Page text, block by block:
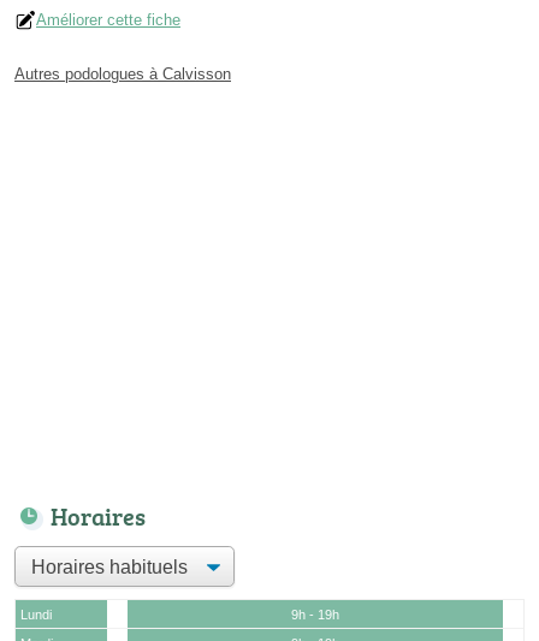
Améliorer cette fiche
Autres podologues à Calvisson
Horaires
Lundi
9h - 19h